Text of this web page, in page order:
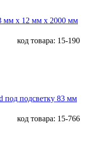
мм х 12 мм х 2000 мм
код товара: 15-190
под подсветку 83 мм
код товара: 15-766